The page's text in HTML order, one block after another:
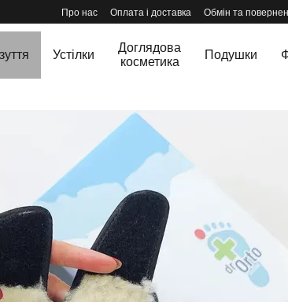
Про нас Оплата і доставка Обмін та
Устілки
Доглядова
косметика
Подушки